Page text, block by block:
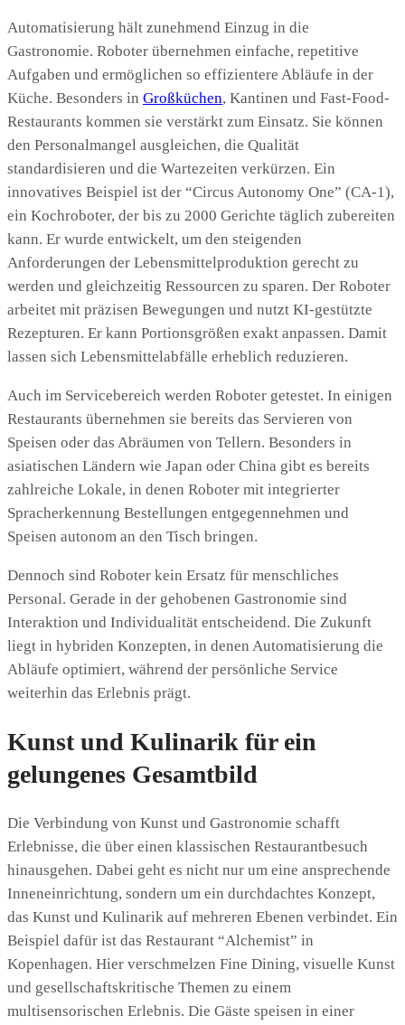
Automatisierung hält zunehmend Einzug in die
Gastronomie. Roboter übernehmen einfache, repetitive
Aufgaben und ermöglichen so effizientere Abläufe in der
Küche. Besonders in Großküchen, Kantinen und Fast-Food-
Restaurants kommen sie verstärkt zum Einsatz. Sie können
den Personalmangel ausgleichen, die Qualität
standardisieren und die Wartezeiten verkürzen. Ein
innovatives Beispiel ist der “Circus Autonomy One” (CA-1),
ein Kochroboter, der bis zu 2000 Gerichte täglich zubereiten
kann. Er wurde entwickelt, um den steigenden
Anforderungen der Lebensmittelproduktion gerecht zu
werden und gleichzeitig Ressourcen zu sparen. Der Roboter
arbeitet mit präzisen Bewegungen und nutzt KI-gestützte
Rezepturen. Er kann Portionsgrößen exakt anpassen. Damit
lassen sich Lebensmittelabfälle erheblich reduzieren.
Auch im Servicebereich werden Roboter getestet. In einigen
Restaurants übernehmen sie bereits das Servieren von
Speisen oder das Abräumen von Tellern. Besonders in
asiatischen Ländern wie Japan oder China gibt es bereits
zahlreiche Lokale, in denen Roboter mit integrierter
Spracherkennung Bestellungen entgegennehmen und
Speisen autonom an den Tisch bringen.
Dennoch sind Roboter kein Ersatz für menschliches
Personal. Gerade in der gehobenen Gastronomie sind
Interaktion und Individualität entscheidend. Die Zukunft
liegt in hybriden Konzepten, in denen Automatisierung die
Abläufe optimiert, während der persönliche Service
weiterhin das Erlebnis prägt.
Kunst und Kulinarik für ein
gelungenes Gesamtbild
Die Verbindung von Kunst und Gastronomie schafft
Erlebnisse, die über einen klassischen Restaurantbesuch
hinausgehen. Dabei geht es nicht nur um eine ansprechende
Inneneinrichtung, sondern um ein durchdachtes Konzept,
das Kunst und Kulinarik auf mehreren Ebenen verbindet. Ein
Beispiel dafür ist das Restaurant “Alchemist” in
Kopenhagen. Hier verschmelzen Fine Dining, visuelle Kunst
und gesellschaftskritische Themen zu einem
multisensorischen Erlebnis. Die Gäste speisen in einer